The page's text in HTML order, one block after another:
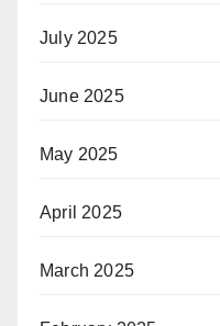
July 2025
June 2025
May 2025
April 2025
March 2025